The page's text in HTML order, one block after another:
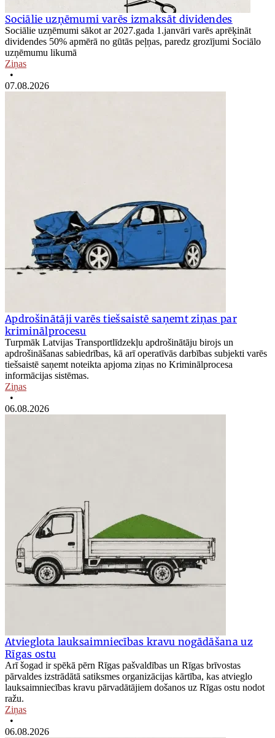
Sociālie uzņēmumi varēs izmaksāt dividendes
Sociālie uzņēmumi sākot ar 2027.gada 1.janvāri varēs aprēķināt
dividendes 50% apmērā no gūtās peļņas, paredz grozījumi Sociālo
uzņēmumu likumā
Ziņas
•
07.08.2026
Apdrošinātāji varēs tiešsaistē saņemt ziņas par
kriminālprocesu
Turpmāk Latvijas Transportlīdzekļu apdrošinātāju birojs un
apdrošināšanas sabiedrības, kā arī operatīvās darbības subjekti varēs
tiešsaistē saņemt noteikta apjoma ziņas no Kriminālprocesa
informācijas sistēmas.
Ziņas
•
06.08.2026
Atvieglota lauksaimniecības kravu nogādāšana uz
Rīgas ostu
Arī šogad ir spēkā pērn Rīgas pašvaldības un Rīgas brīvostas
pārvaldes izstrādātā satiksmes organizācijas kārtība, kas atvieglo
lauksaimniecības kravu pārvadātājiem došanos uz Rīgas ostu nodot
ražu.
Ziņas
•
06.08.2026